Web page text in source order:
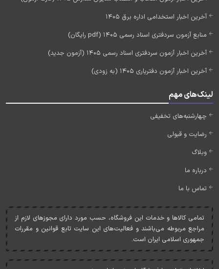
آخرین اخبار استخدامی اداره برق 1405
منابع آزمون سردفتری اسناد رسمی 1405 (pdf رایگان)
آخرین اخبار آزمون سردفتری اسناد رسمی 1405 (آزمون جدید)
آخرین اخبار آزمون دفتریاری 1405 (به زودی)
لینک‌های مهم
چهارشنبه‌های تخفیفی
رضایت و قبولی
وبلاگ
درباره ما
تماس با ما
تمامی کالاها و خدمات اين فروشگاه، حسب مورد دارای مجوزهای لازم از
مراجع مربوطه می‌باشند و فعاليت‌های اين سايت تابع قوانين و مقررات
جمهوری اسلامی ايران است.